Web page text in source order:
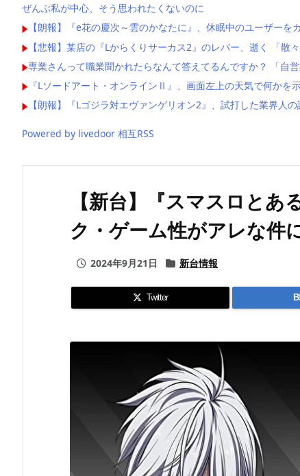
ぜんぶ私が中心、そう思われたくないのに
【朗報】『e花の慶次～雲のかなたに』、休眠中のユーザー
【悲報】某店の『Lからくりサーカス2』のレバー、逝く 「散
専業さんって職業聞かれたらなんて答えてるんですか？ 「自
『Lソードアート・オンラインⅡ』、画面左上の天気で何かを
【朗報】『Lゴジラ対エヴァンゲリオン2』、試打した業界人
Powered by livedoor 相互RSS
【新台】『スマスロとあ
ク・ゲーム性がアレな件
2024年9月21日 新台情報
Twitter B!